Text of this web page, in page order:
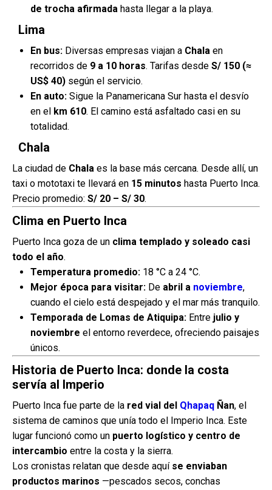
de trocha afirmada hasta llegar a la playa.
Lima
En bus: Diversas empresas viajan a Chala en
recorridos de 9 a 10 horas. Tarifas desde S/ 150 (≈
US$ 40) según el servicio.
En auto: Sigue la Panamericana Sur hasta el desvío
en el km 610. El camino está asfaltado casi en su
totalidad.
Chala
La ciudad de Chala es la base más cercana. Desde allí, un
taxi o mototaxi te llevará en 15 minutos hasta Puerto Inca.
Precio promedio: S/ 20 – S/ 30.
Clima en Puerto Inca
Puerto Inca goza de un clima templado y soleado casi
todo el año.
Temperatura promedio: 18 °C a 24 °C.
Mejor época para visitar: De abril a noviembre,
cuando el cielo está despejado y el mar más tranquilo.
Temporada de Lomas de Atiquipa: Entre julio y
noviembre el entorno reverdece, ofreciendo paisajes
únicos.
Historia de Puerto Inca: donde la costa
servía al Imperio
Puerto Inca fue parte de la red vial del Qhapaq Ñan, el
sistema de caminos que unía todo el Imperio Inca. Este
lugar funcionó como un puerto logístico y centro de
intercambio entre la costa y la sierra.
Los cronistas relatan que desde aquí se enviaban
productos marinos —pescados secos, conchas